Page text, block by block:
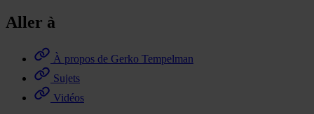
Aller à
À propos de Gerko Tempelman
Sujets
Vidéos